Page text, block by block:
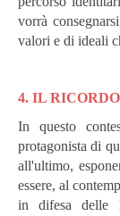
vorrà
valori e di ideali
4. IL
In questo
protagonista di
all'ultimo,
essere, al
in difesa delle